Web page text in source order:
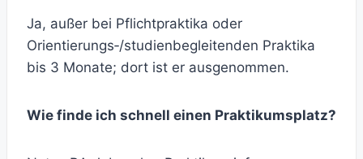
Ja, außer bei Pflichtpraktika oder
Orientierungs‑/studienbegleitenden Praktika
bis 3 Monate; dort ist er ausgenommen.
Wie finde ich schnell einen Praktikumsplatz?